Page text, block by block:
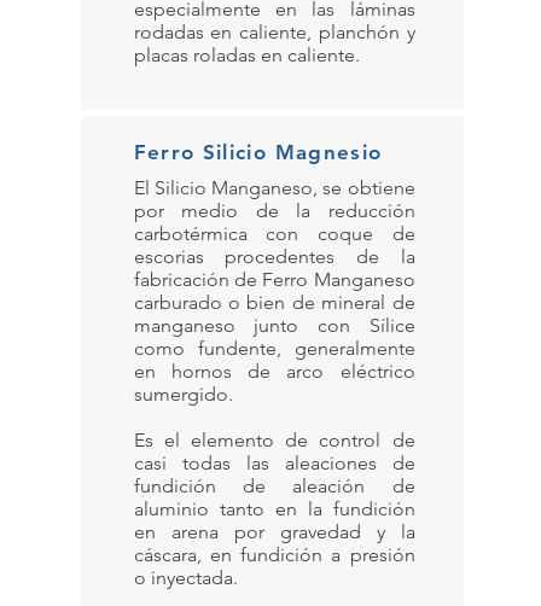
especialmente en las láminas
rodadas en caliente, planchón y
placas roladas en caliente.
Ferro Silicio Magnesio
El Silicio Manganeso, se obtiene
por medio de la reducción
carbotérmica con coque de
escorias procedentes de la
fabricación de Ferro Manganeso
carburado o bien de mineral de
manganeso junto con Sílice
como fundente, generalmente
en hornos de arco eléctrico
sumergido.
Es el elemento de control de
casi todas las aleaciones de
fundición de aleación de
aluminio tanto en la fundición
en arena por gravedad y la
cáscara, en fundición a presión
o inyectada.